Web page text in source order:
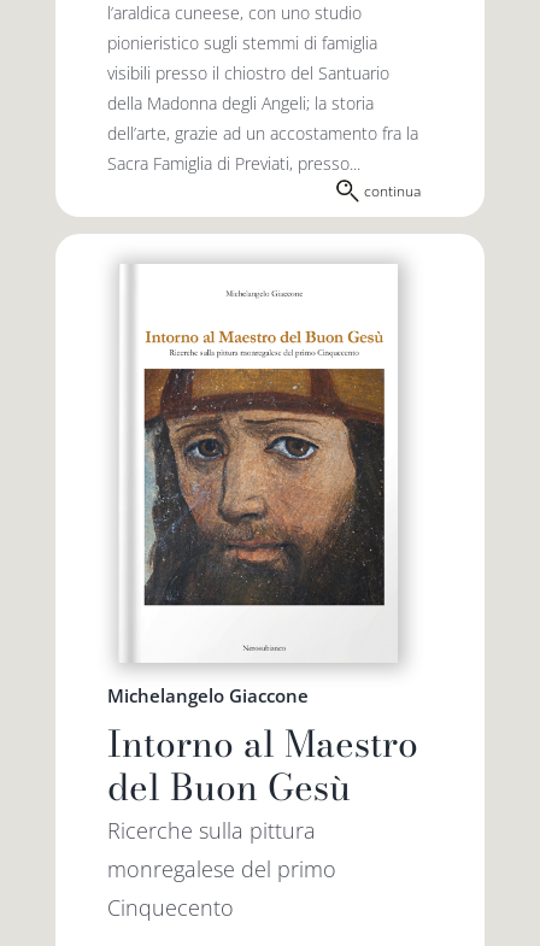
l’araldica cuneese, con uno studio
pionieristico sugli stemmi di famiglia
visibili presso il chiostro del Santuario
della Madonna degli Angeli; la storia
dell’arte, grazie ad un accostamento fra la
Sacra Famiglia di Previati, presso...
continua
Michelangelo Giaccone
Intorno al Maestro
del Buon Gesù
Ricerche sulla pittura
monregalese del primo
Cinquecento